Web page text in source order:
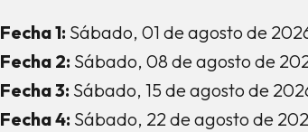
Fecha 1: Sábado, 01 de agosto de
Fecha 2: Sábado, 08 de agosto de
Fecha 3: Sábado, 15 de agosto de
Fecha 4: Sábado, 22 de agosto de